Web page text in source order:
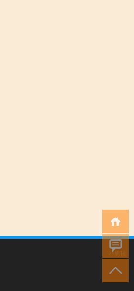
小男孩